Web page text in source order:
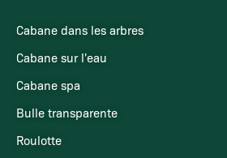
Cabane dans les arbres
Cabane sur l'eau
Cabane spa
Bulle transparente
Roulotte